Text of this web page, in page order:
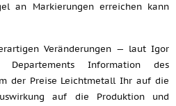
an Markierungen erreichen kann
Veränderungen — laut Igor
Departements Information des
der Preise Leichtmetall Ihr auf die
auf die Produktion und